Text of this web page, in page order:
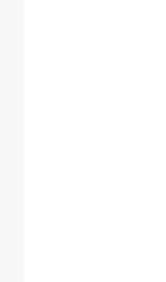
Юридические